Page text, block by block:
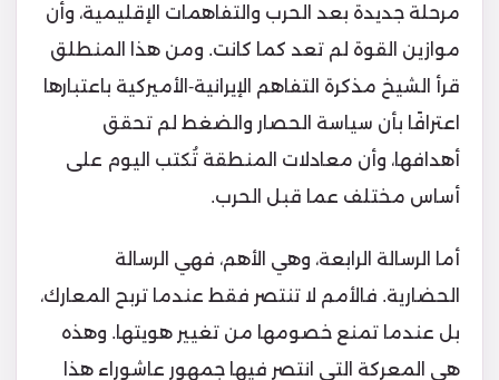
مرحلة جديدة بعد الحرب والتفاهمات الإقليمية، وأن
موازين القوة لم تعد كما كانت. ومن هذا المنطلق
قرأ الشيخ مذكرة التفاهم الإيرانية-الأميركية باعتبارها
اعترافًا بأن سياسة الحصار والضغط لم تحقق
أهدافها، وأن معادلات المنطقة تُكتب اليوم على
أساس مختلف عما قبل الحرب.
أما الرسالة الرابعة، وهي الأهم، فهي الرسالة
الحضارية. فالأمم لا تنتصر فقط عندما تربح المعارك،
بل عندما تمنع خصومها من تغيير هويتها. وهذه
هي المعركة التي انتصر فيها جمهور عاشوراء هذا